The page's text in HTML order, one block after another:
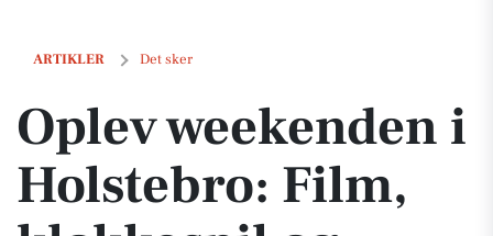
ARTIKLER Det sker
Oplev weekenden i Holstebro: Film, klokkespil og musikfestival
Oplev weekenden i
Holstebro: Film,